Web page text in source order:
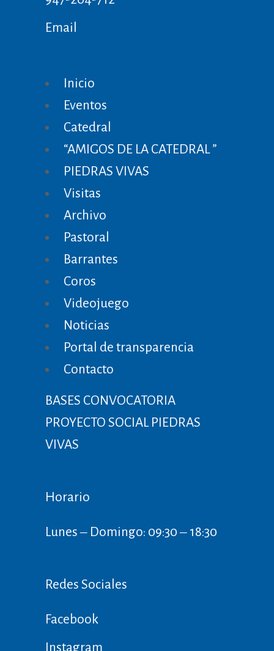
Email
Inicio
Eventos
Catedral
“AMIGOS DE LA CATEDRAL ”
PIEDRAS VIVAS
Visitas
Archivo
Pastoral
Barrantes
Coros
Videojuego
Noticias
Portal de transparencia
Contacto
BASES CONVOCATORIA
PROYECTO SOCIAL PIEDRAS
VIVAS
Horario
Lunes ‒ Domingo: 09:30 ‒ 18:30
Redes Sociales
Facebook
Instagram